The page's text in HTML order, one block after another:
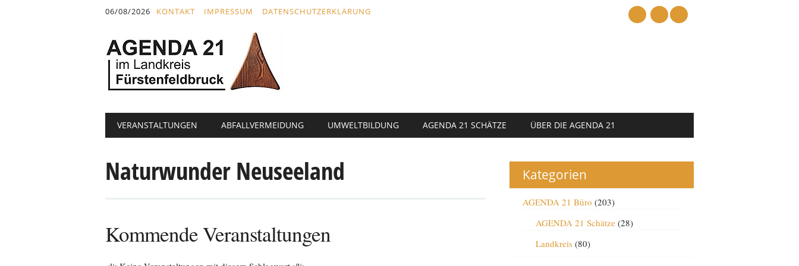
06/08/2026 KONTAKT IMPRESSUM DATENSCHUTZERKLÄRUNG
Hauptmenü
Abbrechen
Text
VERANSTALTUNGEN ABFALLVERMEIDUNG UMWELTBILDUNG AGENDA 21 SCHÄTZE ÜBER DIE AGENDA 21
Naturwunder Neuseeland
Kommende Veranstaltungen
Kategorien
AGENDA 21 Büro (203)
AGENDA 21 Schätze(28)
Landkreis(80)